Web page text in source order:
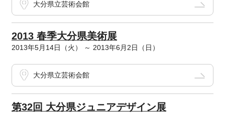
大分県立芸術会館
2013 春季大分県美術展
2013年5月14日（火） ～ 2013年6月2日（日）
大分県立芸術会館
第32回 大分県ジュニアデザイン展